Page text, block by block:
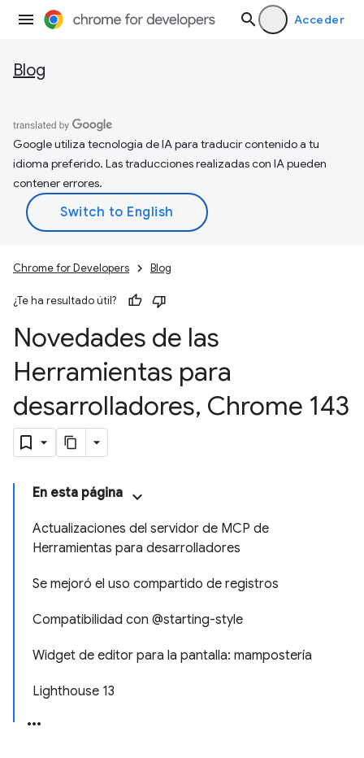
Acceder
Blog
Google utiliza tecnología de IA para traducir contenido a tu
idioma preferido. Las traducciones realizadas con IA pueden
contener errores.
Chrome for Developers Blog
¿Te ha resultado útil?
Novedades de las
Herramientas para
desarrolladores, Chrome 143
En esta página
Actualizaciones del servidor de MCP de
Herramientas para desarrolladores
Se mejoró el uso compartido de registros
Compatibilidad con @starting-style
Widget de editor para la pantalla: mampostería
Lighthouse 13